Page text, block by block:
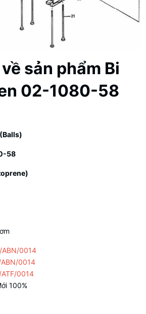
sản phẩm Bi
02-1080-58
58
ABN/0014
ABN/0014
0014
100%